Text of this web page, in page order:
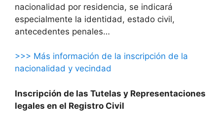
nacionalidad por residencia, se indicará
especialmente la identidad, estado civil,
antecedentes penales…
>>> Más información de la inscripción de la
nacionalidad y vecindad
Inscripción de las Tutelas y Representaciones
legales en el Registro Civil